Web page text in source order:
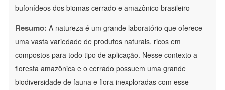
bufonídeos dos biomas cerrado e amazônico brasileiro
Resumo: A natureza é um grande laboratório que oferece
uma vasta variedade de produtos naturais, ricos em
compostos para todo tipo de aplicação. Nesse contexto a
floresta amazônica e o cerrado possuem uma grande
biodiversidade de fauna e flora inexploradas com esse